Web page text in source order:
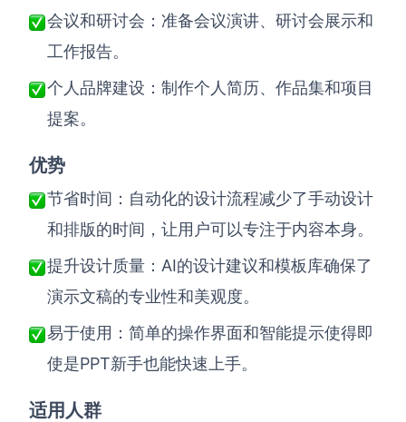
会议和研讨会：准备会议演讲、研讨会展示和
工作报告。
个人品牌建设：制作个人简历、作品集和项目
提案。
优势
节省时间：自动化的设计流程减少了手动设计
和排版的时间，让用户可以专注于内容本身。
提升设计质量： AI的设计建议和模板库确保了
演示文稿的专业性和美观度。
易于使用：简单的操作界面和智能提示使得即
使是PPT新手也能快速上手。
适用人群